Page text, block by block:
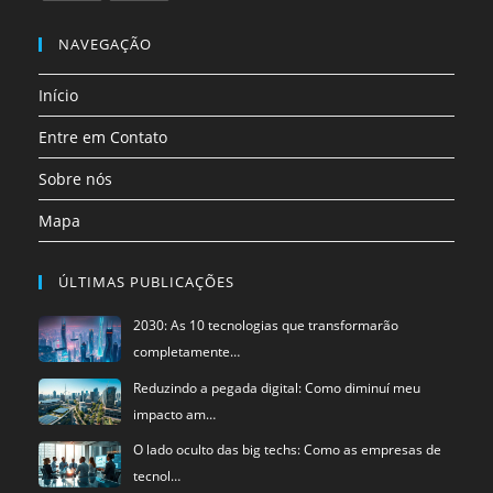
aba
aba
em
nova
aba
em
aba
NAVEGAÇÃO
Início
Entre em Contato
Sobre nós
Mapa
ÚLTIMAS PUBLICAÇÕES
2030: As 10 tecnologias que transformarão
completamente…
Reduzindo a pegada digital: Como diminuí meu
impacto am…
O lado oculto das big techs: Como as empresas de
tecnol…